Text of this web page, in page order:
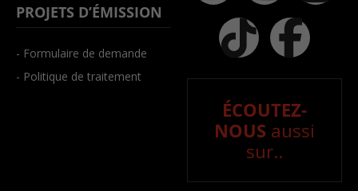
PROJETS D’ÉMISSION
- Formulaire de demande
- Politique de traitement
ÉCOUTEZ-
NOUS aussi
sur..